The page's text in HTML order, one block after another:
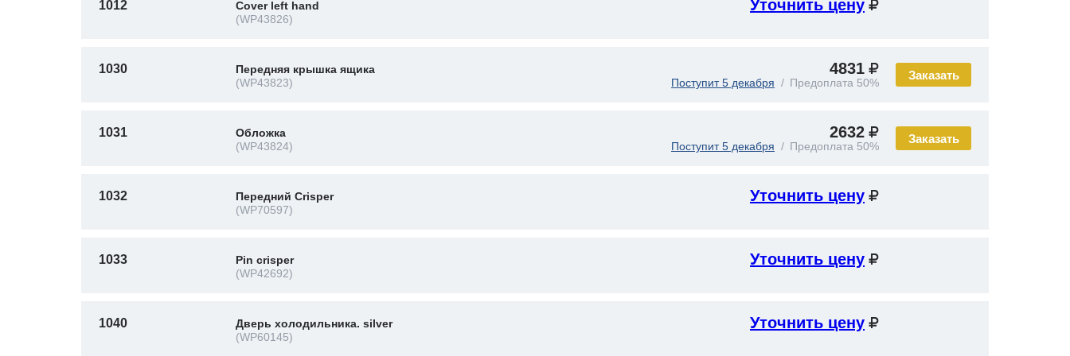
1012
Cover left hand
(WP43826)
Уточнить цену
Заказать
1030
Передняя крышка ящика
(WP43823)
4831
Поступит 5 декабря Предоплата 50%
Заказать
1031
Обложка
(WP43824)
2632
Поступит 5 декабря Предоплата 50%
1032
Передний Crisper
(WP70597)
Уточнить цену
1033
Pin crisper
(WP42692)
Уточнить цену
1040
Дверь холодильника. silver
(WP60145)
Уточнить цену